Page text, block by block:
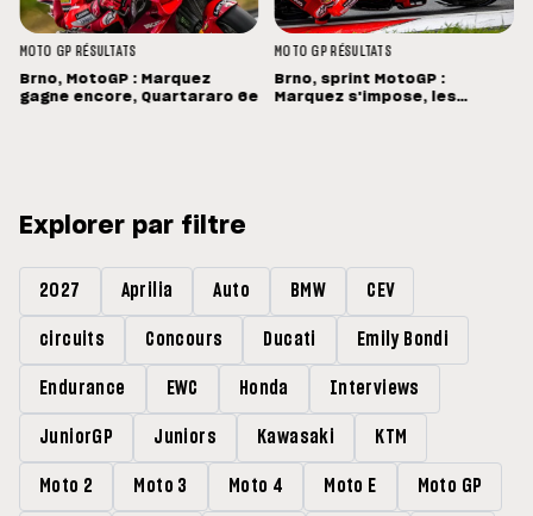
MOTO GP RÉSULTATS
Brno, MotoGP : Marquez
gagne encore, Quartararo 6e
MOTO GP RÉSULTATS
Brno, sprint MotoGP :
Marquez s'impose, les
Explorer par filtre
2027 Aprilia Auto BMW CEV
circuits Concours Ducati Emily Bondi
Endurance EWC Honda Interviews
JuniorGP Juniors Kawasaki KTM
Moto 2 Moto 3 Moto 4 Moto E Moto GP